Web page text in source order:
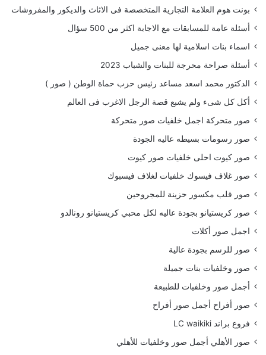
بونت هوم العلامة التجارية المتخصصة فى الاثاث والديكور والمفروشات
أسئلة عامة للمسابقات مع الاجابة اكثر من 500 سؤال
اسماء بنات اسلامية لها معنى جميل
أسئلة صراحة محرجة للبنات والشباب 2023
الدكتور محمد اسعد مساعد رئيس حزب حماة الوطن ( صور )
أكل كل شىء ولم يشبع قصة الرجل الاغرب فى العالم
صور متحركة اجمل خلفيات صور متحركة
صور رسومات بسيطه عاليه الجودة
صور كيوت احلى خلفيات صور كيوت
صور غلاف فيسوك خلفيات لغلاف فيسبوك
صور قلب مكسور حزينة للمجروحين
صور كريستيانو بجودة عاليه لكل محبي كريستيانو رونالدو
اجمل صور أكلات
صور للرسم بجودة عالية
صور وخلفيات بنات جميلة
أجمل صور وخلفيات للطبيعة
صور أفراح أجمل صور أفراح
فروع براند LC waikiki
صور الأهلي أجمل صور وخلفيات للأهلي